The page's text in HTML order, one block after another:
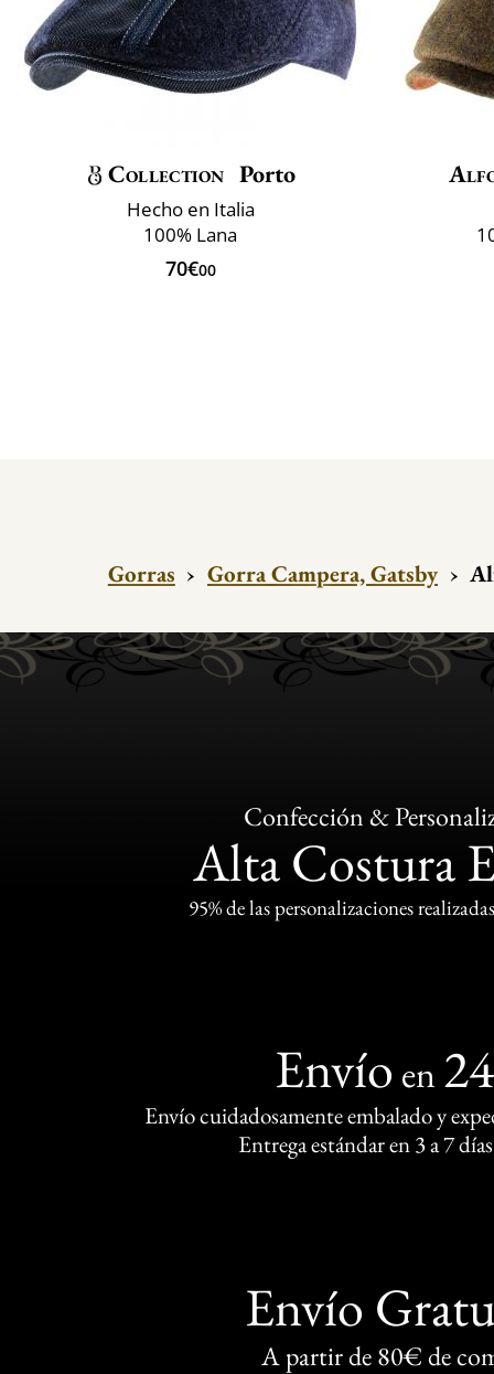
Collection Porto
Hecho en Italia
100% Lana
70€00
Gorras › Gorra Campera, Gatsby ›
Confección &
Alta Costura
95% de las personalizaciones
Envío en
Envío cuidadosamente embalado y
Entrega estándar en 3 a 7
Envío
A partir de 80€ de